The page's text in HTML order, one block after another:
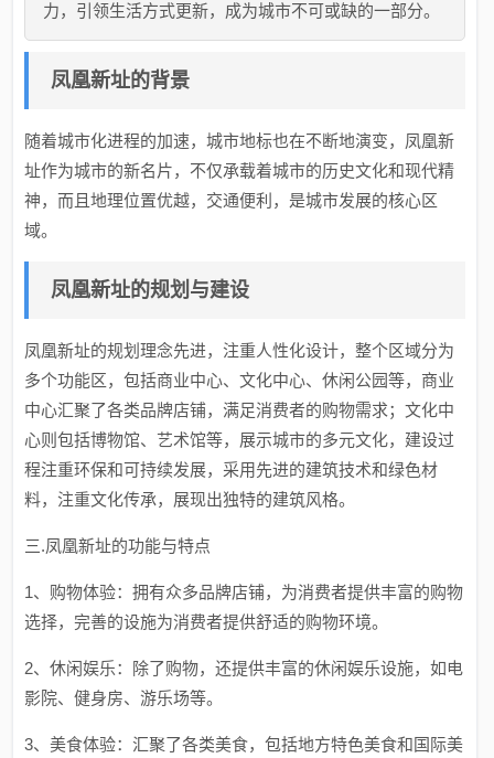
力，引领生活方式更新，成为城市不可或缺的一部分。
凤凰新址的背景
随着城市化进程的加速，城市地标也在不断地演变，凤凰新
址作为城市的新名片，不仅承载着城市的历史文化和现代精
神，而且地理位置优越，交通便利，是城市发展的核心区
域。
凤凰新址的规划与建设
凤凰新址的规划理念先进，注重人性化设计，整个区域分为
多个功能区，包括商业中心、文化中心、休闲公园等，商业
中心汇聚了各类品牌店铺，满足消费者的购物需求；文化中
心则包括博物馆、艺术馆等，展示城市的多元文化，建设过
程注重环保和可持续发展，采用先进的建筑技术和绿色材
料，注重文化传承，展现出独特的建筑风格。
三.凤凰新址的功能与特点
1、购物体验：拥有众多品牌店铺，为消费者提供丰富的购物
选择，完善的设施为消费者提供舒适的购物环境。
2、休闲娱乐：除了购物，还提供丰富的休闲娱乐设施，如电
影院、健身房、游乐场等。
3、美食体验：汇聚了各类美食，包括地方特色美食和国际美